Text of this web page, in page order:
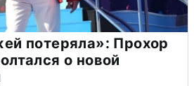
потеряла»: Прохор
о новой